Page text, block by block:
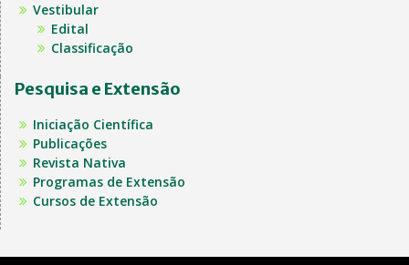
Vestibular
Edital
Classificação
Pesquisa e Extensão
Iniciação Científica
Publicações
Revista Nativa
Programas de Extensão
Cursos de Extensão